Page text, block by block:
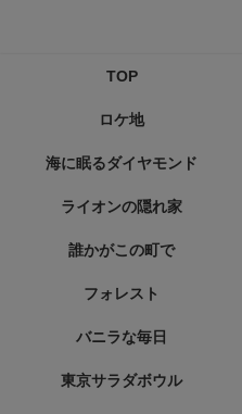
TOP
ロケ地
海に眠るダイヤモンド
ライオンの隠れ家
誰かがこの町で
フォレスト
バニラな毎日
東京サラダボウル